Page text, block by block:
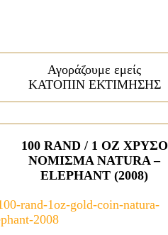
Αγοράζουμε εμείς
ΚΑΤΟΠΙΝ ΕΚΤΙΜΗΣΗΣ
100 RAND / 1 OZ ΧΡΥΣΟ
ΝΟΜΙΣΜΑ NATURA –
ELEPHANT (2008)